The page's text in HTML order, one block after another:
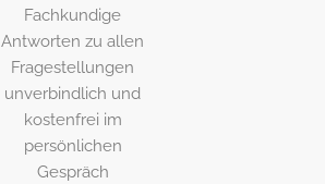
Fachkundige
Antworten zu allen
Fragestellungen
unverbindlich und
kostenfrei im
persönlichen
Gespräch